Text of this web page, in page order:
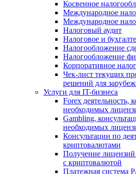
Косвенное
Международное
Международное
Налоговый аудит
Налоговое и
Налогообложение
Налогообложение
Корпоративное
Чек-лист текущих
решений для
Услуги для IT-бизнеса
Forex деятельность,
необходимых
Gambling,
необходимых
Консультации по
криптовалютами
Получение
с криптовалютой
Платежная система